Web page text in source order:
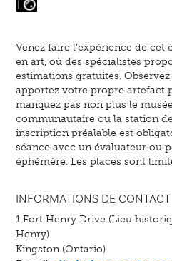
Venez faire l’expérience de
en art, où des spécialistes
estimations gratuites.
apportez votre propre artefact
manquez pas non plus le
communautaire ou la station
inscription préalable est
séance avec un évaluateur ou
éphémère. Les places sont
INFORMATIONS DE CONTACT
1 Fort Henry Drive (Lieu
Henry)
Kingston (Ontario)